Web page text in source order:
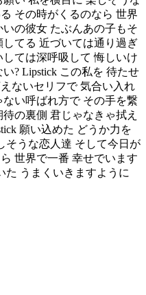
その時がくるのなら 世界
の彼女 たぶんあの子もそ
てる 近づいては通り過ぎ
ては深呼吸して 悔しいけ
? Lipstick この私を 待たせ
ないセリフで 気合い入れ
い呼ばれ方で その手を繋
の裏側 君じゃなきゃ拭え
願い込めた どうか力を
そうな恋人達 そして今日が
世界で一番 幸せでいます
た うまくいきますように